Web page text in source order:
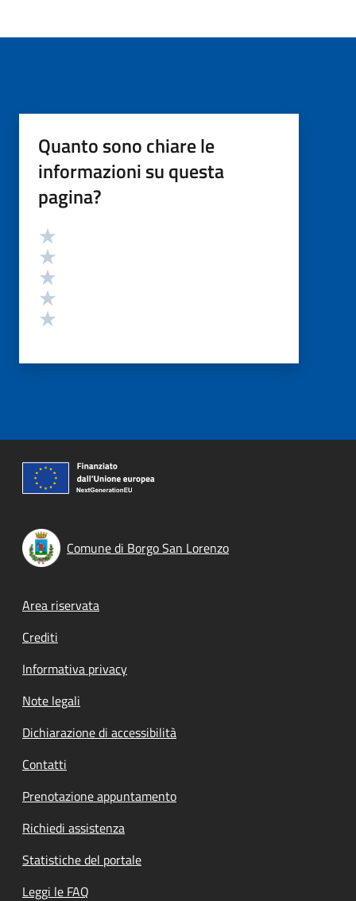
Quanto sono chiare le
informazioni su questa
pagina?
Valutazione
Comune di Borgo San Lorenzo
Footer menu
Area riservata
Crediti
Informativa privacy
Note legali
Dichiarazione di accessibilità
Contatti
Prenotazione appuntamento
Richiedi assistenza
Statistiche del portale
Leggi le FAQ